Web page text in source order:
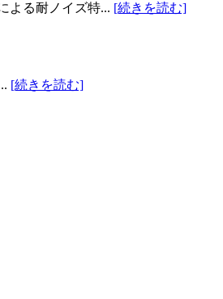
よる耐ノイズ特... [続きを読む]
[続きを読む]